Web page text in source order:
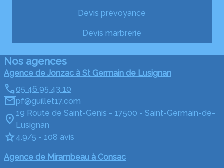
Devis prévoyance
Devis marbrerie
Nos agences
Agence de Jonzac à St Germain de Lusignan
05 46 95 43 10
pf@guillet17.com
19 Route de Saint-Genis - 17500 - Saint-Germain-de-
Lusignan
4.9/5 - 108 avis
Agence de Mirambeau à Consac